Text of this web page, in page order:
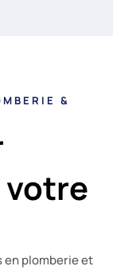
&
votre
en plomberie et